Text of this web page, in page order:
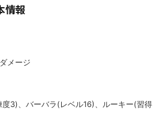
情報
メージ
度3)、バーバラ(レベル16)、ルーキー(習得